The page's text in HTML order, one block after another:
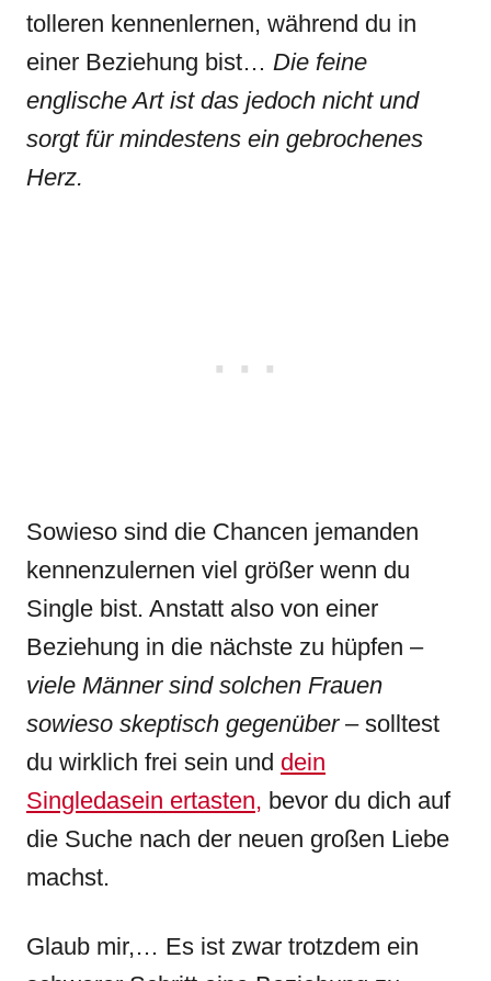
tolleren kennenlernen, während du in
einer Beziehung bist… Die feine
englische Art ist das jedoch nicht und
sorgt für mindestens ein gebrochenes
Herz.
Sowieso sind die Chancen jemanden
kennenzulernen viel größer wenn du
Single bist. Anstatt also von einer
Beziehung in die nächste zu hüpfen –
viele Männer sind solchen Frauen
sowieso skeptisch gegenüber – solltest
du wirklich frei sein und dein
Singledasein ertasten, bevor du dich auf
die Suche nach der neuen großen Liebe
machst.
Glaub mir,… Es ist zwar trotzdem ein